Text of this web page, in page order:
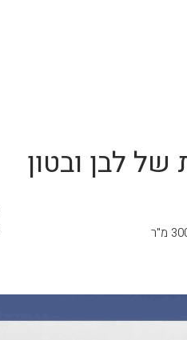
של לבן ובטון